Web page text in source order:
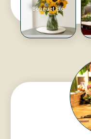
Bouquet Été